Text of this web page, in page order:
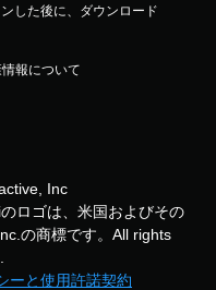
した後に、ダウンロード
報について
Inc
ロゴは、米国およびその
の商標です。All rights
ーと使用許諾契約